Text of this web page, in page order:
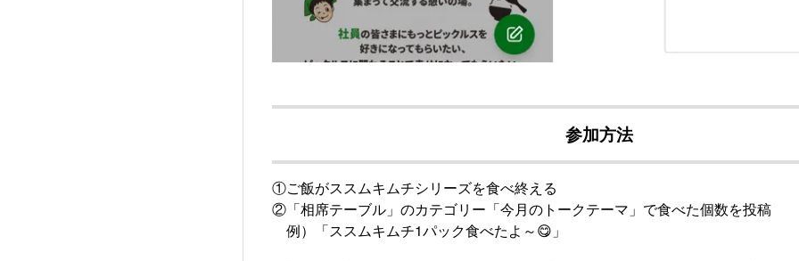
参加方法
①ご飯がススムキムチシリーズを食べ終える
②「相席テーブル」のカテゴリー「今月のトークテーマ」で食べた個数を投稿
例）「ススムキムチ1パック食べたよ～😋」